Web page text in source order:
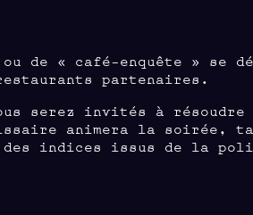
de « café-enquête » se
partenaires.
serez invités à résoudre
animera la soirée,
indices issus de la